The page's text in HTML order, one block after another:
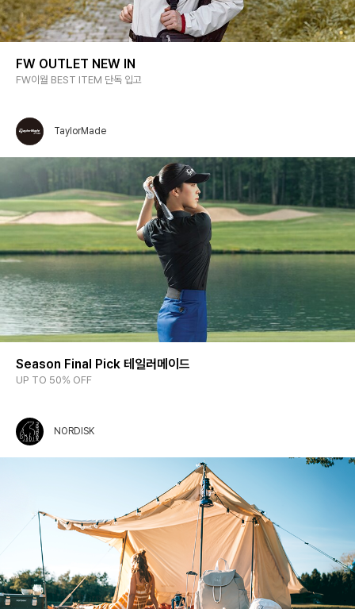
FW OUTLET NEW IN
FW이월 BEST ITEM 단독 입고
TaylorMade
Season Final Pick 테일러메이드
UP TO 50% OFF
NORDISK